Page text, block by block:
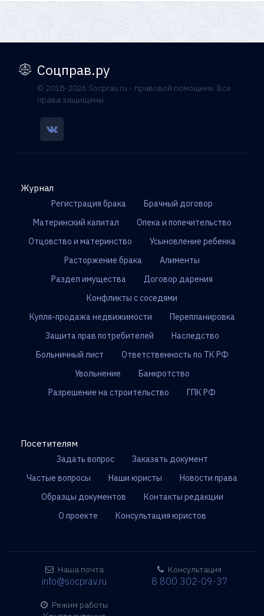
Соцправ.ру
© 2018-2026 Socprav.ru - правовой помощник. Все
права защищены
Журнал
Регистрация брака
Брачный договор
Материнский капитал
Опека и попечительство
Отцовство и материнство
Усыновление ребенка
Расторжение брака
Алименты
Раздел имущества
Договор дарения
Конфликты с соседями
Купля-продажа недвижимости
Перепланировка
Защита прав потребителей
Наследство
Больничный лист
Ответственность по ТК РФ
Увольнение
Банкротство
Разрешение на строительство
ГПК РФ
Посетителям
Задать вопрос
Заказать документ
Частые вопросы
Наши юристы
Новости права
Образцы документов
Контакты редакции
О проекте
Консультация юристов
Наша почта
info@socprav.ru
Режим работы
Консультация
8 800 302-09-37